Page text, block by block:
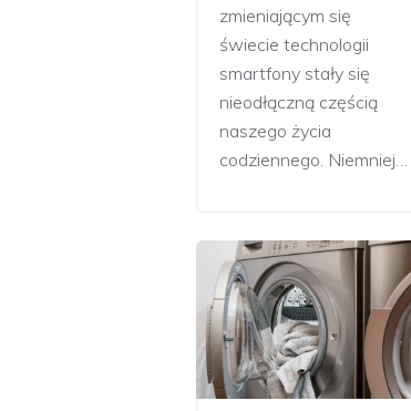
zmieniającym się
świecie technologii
smartfony stały się
nieodłączną częścią
naszego życia
codziennego. Niemniej…